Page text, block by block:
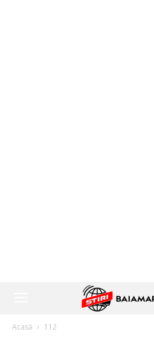
Acasă 112